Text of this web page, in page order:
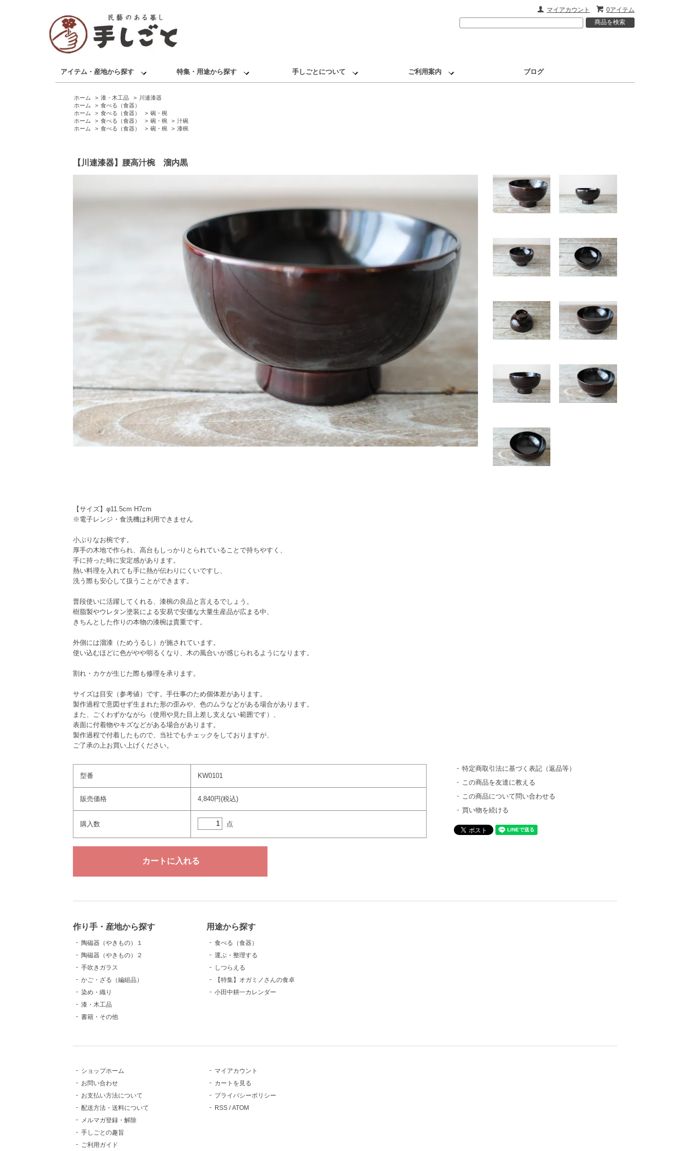
0アイテム
マイアカウント
アイテム・産地から探す 特集・用途から探す 手しごとについて ご利用案内 ブログ
ホーム > 漆・木工品 >
川連漆器
ホーム
> 食べる（食器）
ホーム
> 食べる（食器） > 碗・椀
ホーム
> 食べる（食器） > 碗・椀 > 汁碗
ホーム
> 食べる（食器） > 碗・椀 > 漆椀
【川連漆器】腰高汁椀 溜内黒
【サイズ】φ11.5cm H7cm
※電子レンジ・食洗機は利用できません
小ぶりなお椀です。
厚手の木地で作られ、高台もしっかりとられていることで持ちやすく、
手に持った時に安定感があります。
熱い料理を入れても手に熱が伝わりにくいですし、
洗う際も安心して扱うことができます。
普段使いに活躍してくれる、漆椀の良品と言えるでしょう。
樹脂製やウレタン塗装による安易で安価な大量生産品が広まる中、
きちんとした作りの本物の漆椀は貴重です。
外側には溜漆（ためうるし）が施されています。
使い込むほどに色がやや明るくなり、木の風合いが感じられるようになります。
割れ・カケが生じた際も修理を承ります。
サイズは目安（参考値）です。手仕事のため個体差があります。
製作過程で意図せず生まれた形の歪みや、色のムラなどがある場合があります。
また、ごくわずかながら（使用や見た目上差し支えない範囲です）、
表面に付着物やキズなどがある場合があります。
製作過程で付着したもので、当社でもチェックをしておりますが、
ご了承の上お買い上げください。
型番 KW0101
販売価格 4,840円(税込)
購入数 点
特定商取引法に基づく表記（返品等）
この商品を友達に教える
この商品について問い合わせる
買い物を続ける
作り手・産地から探す
陶磁器（やきもの）１
陶磁器（やきもの）２
手吹きガラス
かご・ざる（編組品）
染め・織り
漆・木工品
書籍・その他
用途から探す
食べる（食器）
運ぶ・整理する
しつらえる
【特集】オガミノさんの食卓
小田中耕一カレンダー
ショップホーム
お問い合わせ
お支払い方法について
配送方法・送料について
メルマガ登録・解除
手しごとの趣旨
ご利用ガイド
マイアカウント
カートを見る
プライバシーポリシー
RSS/ATOM